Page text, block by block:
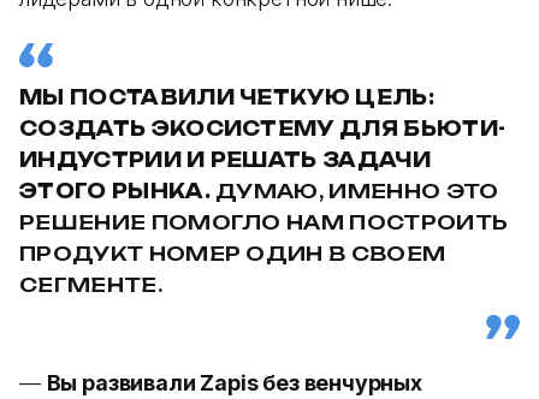
МЫ ПОСТАВИЛИ ЧЕТКУЮ ЦЕЛЬ:
СОЗДАТЬ ЭКОСИСТЕМУ ДЛЯ БЬЮТИ-
ИНДУСТРИИ И РЕШАТЬ ЗАДАЧИ
ЭТОГО РЫНКА. ДУМАЮ, ИМЕННО ЭТО
РЕШЕНИЕ ПОМОГЛО НАМ ПОСТРОИТЬ
ПРОДУКТ НОМЕР ОДИН В СВОЕМ
СЕГМЕНТЕ.
— Вы развивали Zapis без венчурных